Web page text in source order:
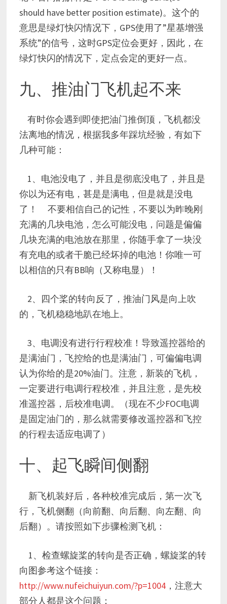
should have better position estimate)。这个的
意思是绿灯快闪情况下，GPS使用了”星基增强
系统”的信号，这时GPS定位会更好，因此，在
绿灯快闪的情况下，定点会定的更好一点。
九、推油门飞机起不来
有时你会遇到即使把油门推倒顶，飞机都没
法离地的情况，根据我多年踩坑经验，有如下
几种可能：
1、电池没电了，并且是彻底没电了，并且是
你以为还有电，甚是是满电，但是就是没电
了！ 不要相信自己的记性，不要以为昨晚刚
充满的几块电池，怎么可能没电，问题是偏偏
几块充满的电池放在那里，你随手拿了一块没
有充电的或者干脆已经坏掉的电池！你唯一可
以相信的只有BB响（又称电显）！
2、四个桨的转向反了，推油门风是向上吹
的，飞机稳稳地趴在地上。
3、电调没有进行行程校准！导致遥控器给的
是满油门，飞控给的也是满油门，可偏偏电调
认为你给的是20%油门。注意，新装的飞机，
一定要进行电调行程校准，并且注意，是先校
准遥控器，后校准电调。（现在不少FOC电调
是固定油门的，那么就需要修改遥控器和飞控
的行程去适应电调了）
十、起飞瞬间侧翻
新飞机装好后，各种校准完成后，第一次飞
行，飞机侧翻（向前翻、向后翻、向左翻、向
后翻）。请按照如下步骤检测飞机：
1、检查螺旋桨的转向是否正确，螺旋桨的转
向图参考这个链接：
http://www.nufeichuiyun.com/?p=1004，注意大
部分人都是这个问题；